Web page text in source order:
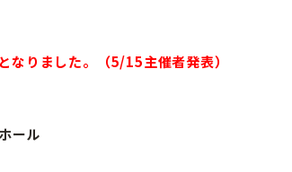
なりました。（5/15主催者発表）
ール